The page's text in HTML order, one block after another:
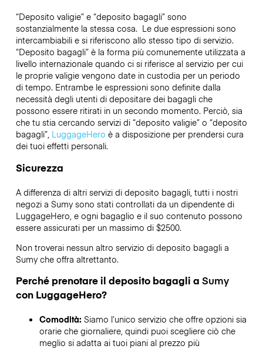
“Deposito valigie” e “deposito bagagli” sono
sostanzialmente la stessa cosa. Le due espressioni sono
intercambiabili e si riferiscono allo stesso tipo di servizio.
“Deposito bagagli” è la forma più comunemente utilizzata a
livello internazionale quando ci si riferisce al servizio per cui
le proprie valigie vengono date in custodia per un periodo
di tempo. Entrambe le espressioni sono definite dalla
necessità degli utenti di depositare dei bagagli che
possono essere ritirati in un secondo momento. Perciò, sia
che tu stia cercando servizi di “deposito valigie” o “deposito
bagagli”,LuggageHero è a disposizione per prendersi cura
dei tuoi effetti personali.
Sicurezza
A differenza di altri servizi di deposito bagagli, tutti i nostri
negozi a Sumysono stati controllati da un dipendente di
LuggageHero, e ogni bagaglio e il suo contenuto possono
essere assicurati per un massimo di $2500.
Non troverai nessun altro servizio di deposito bagagli a
Sumyche offra altrettanto.
Perché prenotare il deposito bagagli a Sumy
con LuggageHero?
Comodità: Siamo l’unico servizio che offre opzioni sia
orarie che giornaliere, quindi puoi scegliere ciò che
meglio si adatta ai tuoi piani al prezzo più